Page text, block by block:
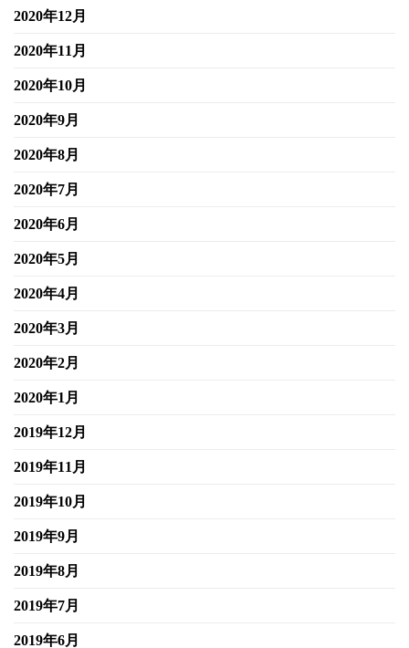
2020年12月
2020年11月
2020年10月
2020年9月
2020年8月
2020年7月
2020年6月
2020年5月
2020年4月
2020年3月
2020年2月
2020年1月
2019年12月
2019年11月
2019年10月
2019年9月
2019年8月
2019年7月
2019年6月